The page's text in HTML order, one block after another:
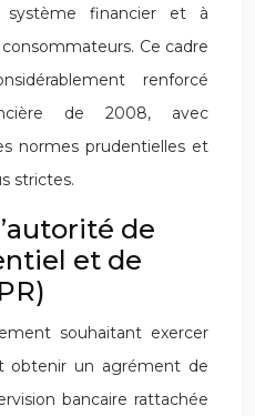
financier et à
Ce cadre
renforcé
de 2008, avec
normes prudentielles et
strictes.
de
et de
souhaitant exercer
obtenir un agrément de
bancaire rattachée